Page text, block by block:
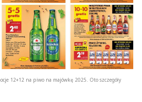
12+12 na piwo na majówkę 2025. Oto szczegóły